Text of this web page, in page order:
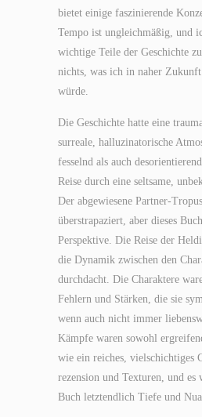
bietet einige faszinierende
Tempo ist ungleichmäßig, und
wichtige Teile der Geschichte
nichts, was ich in naher
würde.
Die Geschichte hatte eine
surreale, halluzinatorische
fesselnd als auch
Reise durch eine seltsame,
Der abgewiesene Partner-
überstrapaziert, aber dieses
Perspektive. Die Reise der
die Dynamik zwischen den
durchdacht. Die Charaktere
Fehlern und Stärken, die sie
wenn auch nicht immer
Kämpfe waren sowohl
wie ein reiches, vielschichtiges
rezension und Texturen, und es
Buch letztendlich Tiefe und